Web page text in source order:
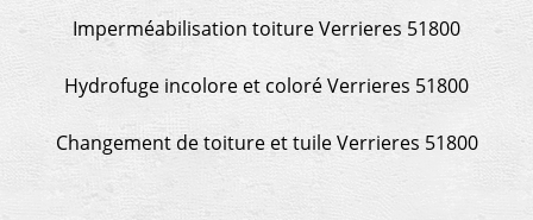
Imperméabilisation toiture Verrieres 51800
Hydrofuge incolore et coloré Verrieres 51800
Changement de toiture et tuile Verrieres 51800